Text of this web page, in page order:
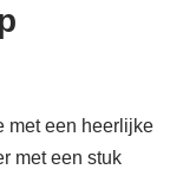
met een heerlijke
met een stuk